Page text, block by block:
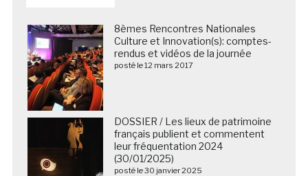
8èmes Rencontres Nationales
Culture et Innovation(s): comptes-
rendus et vidéos de la journée
posté le 12 mars 2017
DOSSIER / Les lieux de patrimoine
français publient et commentent
leur fréquentation 2024
(30/01/2025)
posté le 30 janvier 2025